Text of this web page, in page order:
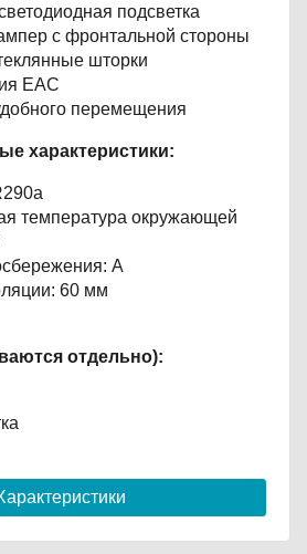
подсветка
с фронтальной стороны
шторки
EAC
перемещения
характеристики:
температура окружающей
А
60 мм
отдельно):